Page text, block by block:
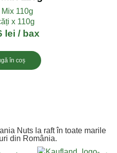
110g
x 110g
lei / bax
în coș
Nuts la raft în toate marile
din România.